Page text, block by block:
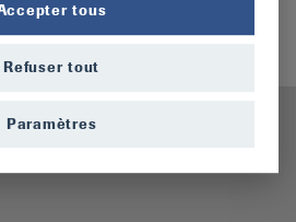
? tous
Refuser tout
Paramètres